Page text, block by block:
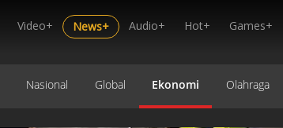
Video+ News+ Audio+ Hot+ Games+
Nasional Global Ekonomi Olahraga